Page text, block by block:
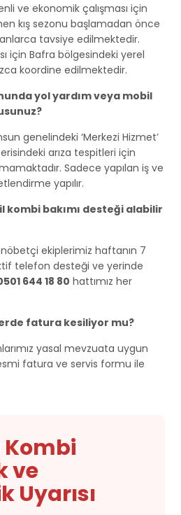
ve ekonomik çalışması için
kış sezonu başlamadan önce
tavsiye edilmektedir.
için Bafra bölgesindeki yerel
koordine edilmektedir.
yol yardım veya mobil
genelindeki ‘Merkezi Hizmet’
arıza tespitleri için
Sadece yapılan iş ve
yapılır.
kombi bakımı desteği alabilir
ekiplerimiz haftanın 7
telefon desteği ve yerinde
644 18 80 hattımız her
fatura kesiliyor mu?
yasal mevzuata uygun
fatura ve servis formu ile
ve
Uyarısı